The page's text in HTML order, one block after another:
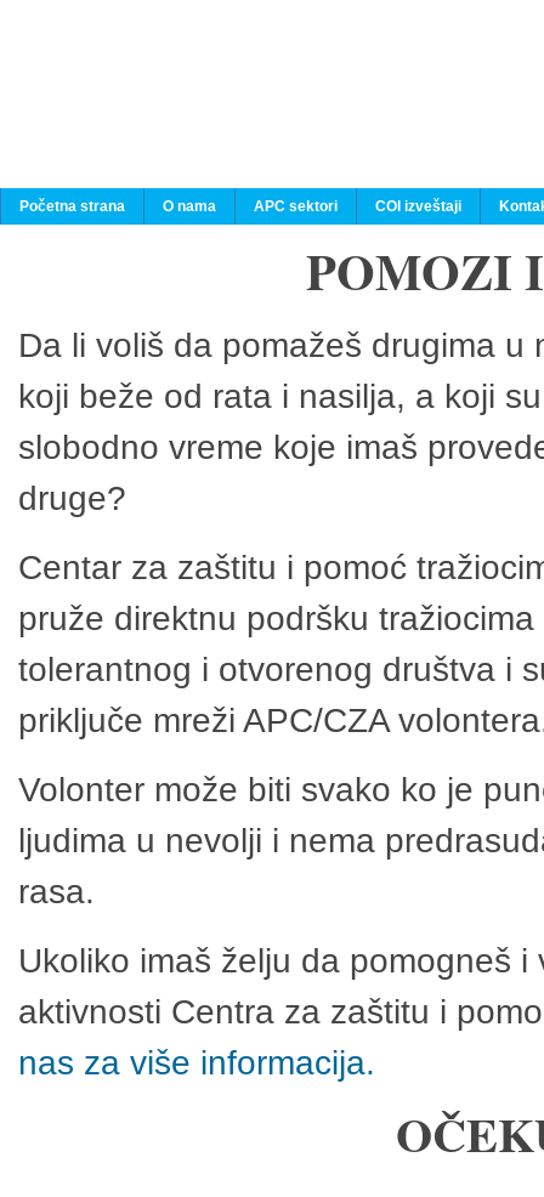
Početna strana O nama APC sektori COI izveštaji
POMOZI
Da li voliš da pomažeš drugima
koji beže od rata i nasilja, a koji
slobodno vreme koje imaš
druge?
Centar za zaštitu i pomoć
pruže direktnu podršku
tolerantnog i otvorenog društva i
priključe mreži APC/CZA
Volonter može biti svako ko je
ljudima u nevolji i nema
rasa.
Ukoliko imaš želju da pomogneš
aktivnosti Centra za zaštitu i
nas za više informacija.